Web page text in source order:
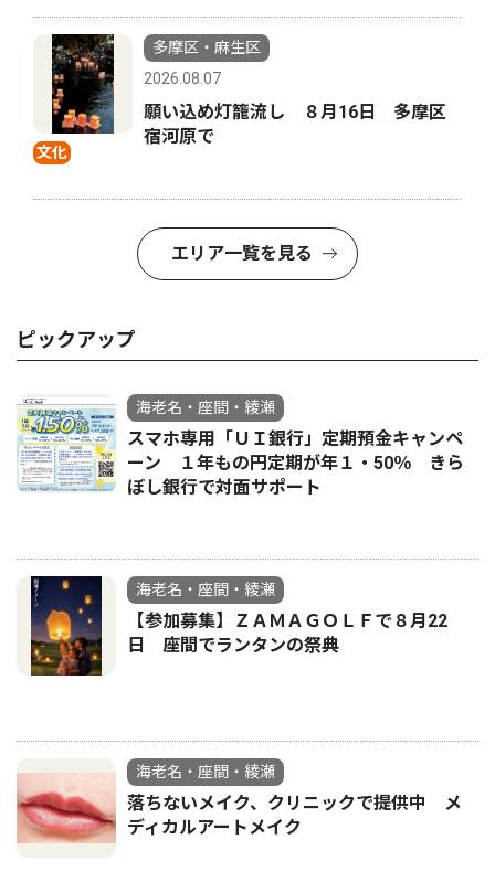
文化
多摩区・麻生区
2026.08.07
願い込め灯籠流し ８月16日 多摩区
宿河原で
エリア一覧を見る
ピックアップ
海老名・座間・綾瀬
スマホ専用「ＵＩ銀行」定期預金キャンペ
ーン １年もの円定期が年１・50％ きら
ぼし銀行で対面サポート
海老名・座間・綾瀬
【参加募集】ＺＡＭＡＧＯＬＦで８月22
日 座間でランタンの祭典
海老名・座間・綾瀬
落ちないメイク、クリニックで提供中 メ
ディカルアートメイク